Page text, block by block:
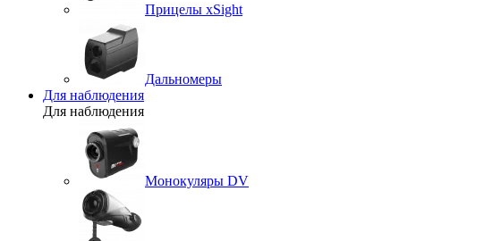
Прицелы xSight
Дальномеры
Для наблюдения
Для наблюдения
Монокуляры DV